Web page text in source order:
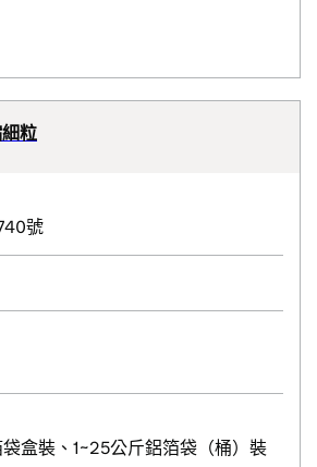
粒
號
盒裝、1~25公斤鋁箔袋（桶）裝